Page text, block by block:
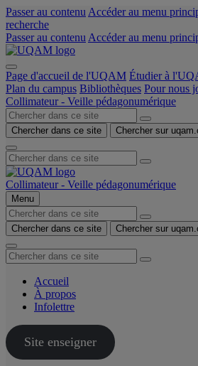
Passer au contenu Accéder au menu
recherche
Passer au contenu Accéder au menu
Page d'accueil de l'UQAM Étudier à
Plan du campus Bibliothèques Pour nous
Collimateur - Veille pédagonumérique
Chercher dans ce site Chercher sur
Collimateur - Veille pédagonumérique
Menu
Chercher dans ce site Chercher sur
Accueil
À propos
Infolettre
Site enseigner